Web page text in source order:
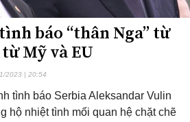
báo “thân Nga” từ
Mỹ và EU
2023 | 20:54
tình báo Serbia Aleksandar Vulin
hộ nhiệt tình mối quan hệ chặt chẽ